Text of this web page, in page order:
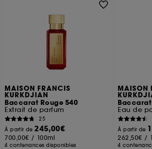
MAISON FRANCIS
KURKDJIAN
Baccarat Rouge 540
Extrait de parfum
25
À partir de245,00€
700,00€ / 100ml
4 contenances disponibles
MAISON
Baccarat
Eau de
À partir de
262,50€ /
4